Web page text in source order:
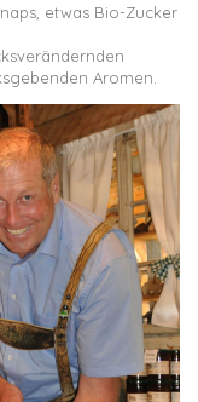
etwas Bio-Zucker
Aromen.